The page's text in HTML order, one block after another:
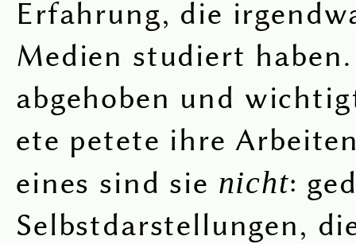
Erfahrung, die
Medien studiert
abgehoben und
ete petete ihre
eines sind sie nicht:
Selbstdarstellungen,